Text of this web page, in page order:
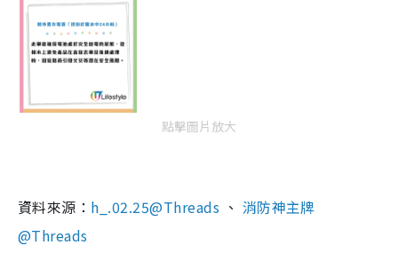
點擊圖片放大
資料來源： h_.02.25@Threads 、 消防神主牌
@Threads